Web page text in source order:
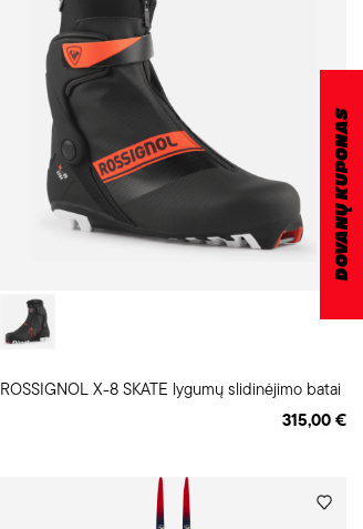
ROSSIGNOL X-8 SKATE lygumų slidinėjimo batai
315,00 €
DOVANŲ KUPONAS